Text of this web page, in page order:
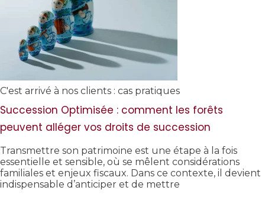
C'est arrivé à nos clients : cas pratiques
Succession Optimisée : comment les forêts
peuvent alléger vos droits de succession
Transmettre son patrimoine est une étape à la fois
essentielle et sensible, où se mêlent considérations
familiales et enjeux fiscaux. Dans ce contexte, il devient
indispensable d’anticiper et de mettre